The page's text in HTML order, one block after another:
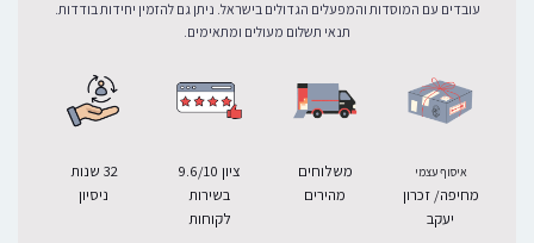
עובדים עם המוסדות והמפעלים הגדולים בישראל. ניתן גם להזמין יחידות בודדות.
תנאי תשלום מעולים ומתאימים.
איסוף עצמי
מחיפה/ זכרון
יעקב
משלוחים
מהירים
ציון 9.6/10
בשירות
לקוחות
32 שנות
ניסיון